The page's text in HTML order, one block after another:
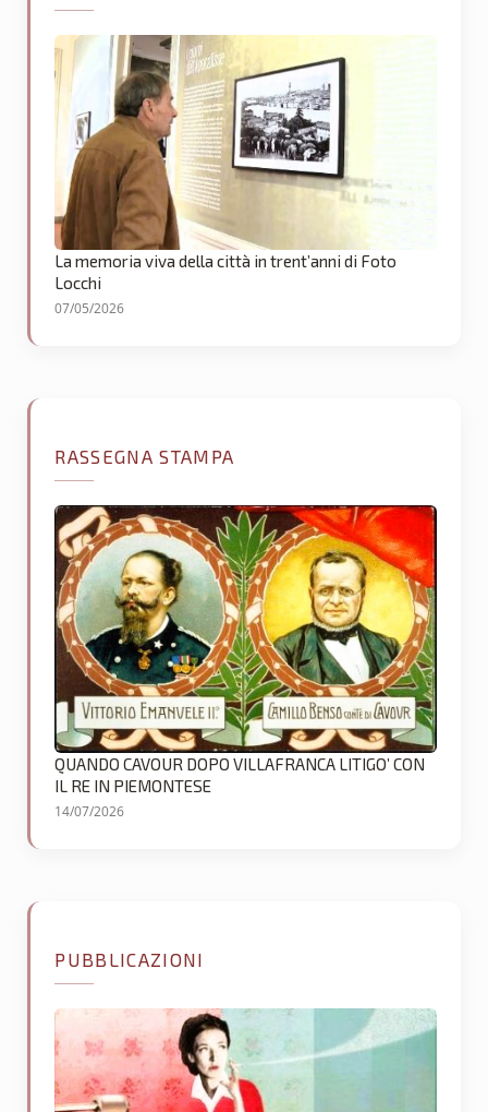
La memoria viva della città in trent’anni di Foto
Locchi
07/05/2026
RASSEGNA STAMPA
QUANDO CAVOUR DOPO VILLAFRANCA LITIGO’ CON
IL RE IN PIEMONTESE
14/07/2026
PUBBLICAZIONI